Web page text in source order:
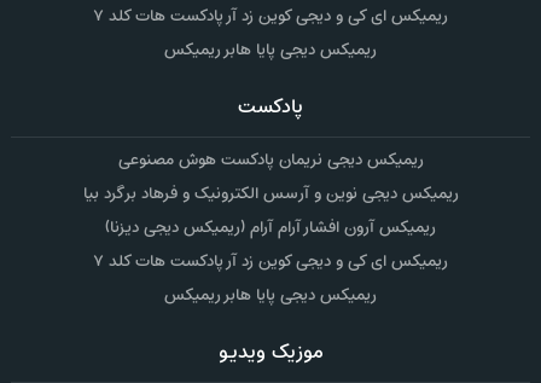
ریمیکس ای کی و دیجی کوین زد آر پادکست هات کلد ۷
ریمیکس دیجی پایا هابر ریمیکس
پادکست
ریمیکس دیجی نریمان پادکست هوش مصنوعی
ریمیکس دیجی نوین و آرسس الکترونیک و فرهاد برگرد بیا
ریمیکس آرون افشار آرام آرام (ریمیکس دیجی دیزنا)
ریمیکس ای کی و دیجی کوین زد آر پادکست هات کلد ۷
ریمیکس دیجی پایا هابر ریمیکس
موزیک ویدیو